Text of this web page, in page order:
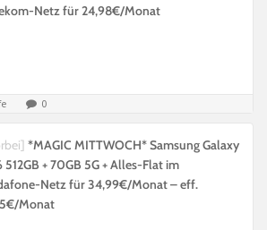
Netz für 24,98€/Monat
0
*MAGIC MITTWOCH* Samsung Galaxy
512GB + 70GB 5G + Alles-Flat im
Netz für 34,99€/Monat – eff.
Monat